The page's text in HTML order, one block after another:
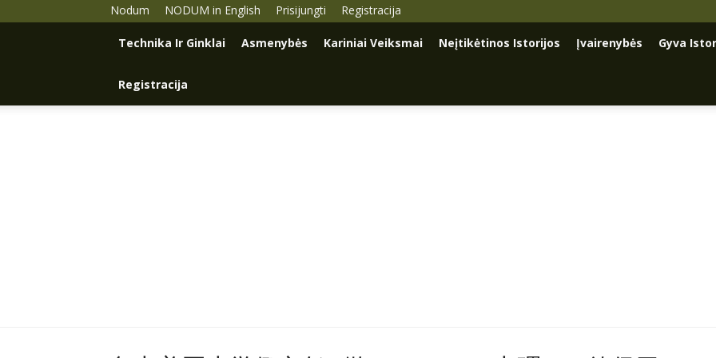
Nodum NODUM in English Prisijungti Registracija
Technika Ir Ginklai Asmenybės Kariniai Veiksmai Neįtikėtinos Istorijos Įvairenybės Gyva
Registracija